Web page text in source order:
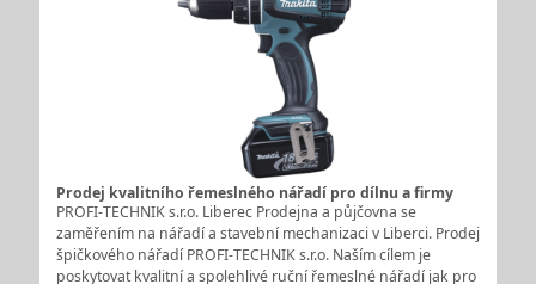
Prodej kvalitního řemeslného nářadí pro dílnu a firmy
PROFI-TECHNIK s.r.o. Liberec Prodejna a půjčovna se
zaměřením na nářadí a stavební mechanizaci v Liberci. Prodej
špičkového nářadí PROFI-TECHNIK s.r.o. Naším cílem je
poskytovat kvalitní a spolehlivé ruční řemeslné nářadí jak pro